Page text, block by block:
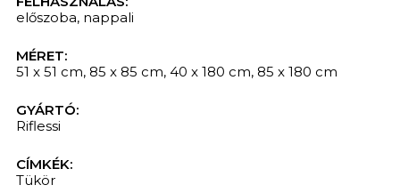
előszoba, nappali
MÉRET:
51 x 51 cm, 85 x 85 cm, 40 x 180 cm, 85 x 180 cm
GYÁRTÓ:
Riflessi
CÍMKÉK:
Tükör